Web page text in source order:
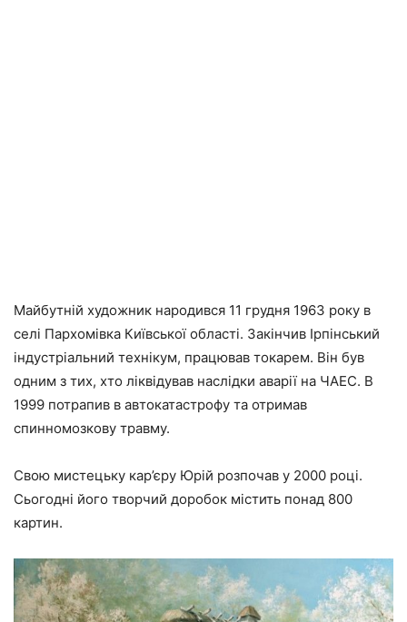
Майбутній художник народився 11 грудня 1963 року в
селі Пархомівка Київської області. Закінчив Ірпінський
індустріальний технікум, працював токарем. Він був
одним з тих, хто ліквідував наслідки аварії на ЧАЕС. В
1999 потрапив в автокатастрофу та отримав
спинномозкову травму.
Свою мистецьку кар’єру Юрій розпочав у 2000 році.
Сьогодні його творчий доробок містить понад 800
картин.